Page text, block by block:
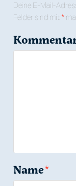
Deine E-Mail-
Felder sind mit *
Name*